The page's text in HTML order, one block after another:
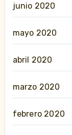
junio 2020
mayo 2020
abril 2020
marzo 2020
febrero 2020